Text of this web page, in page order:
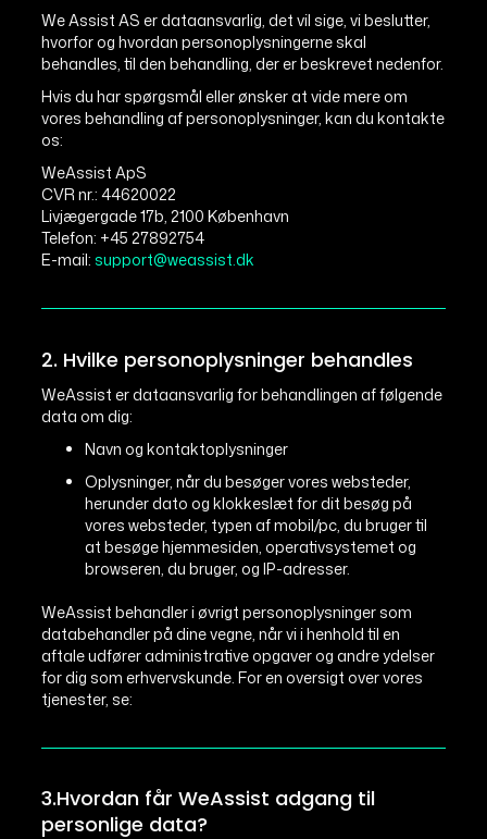
We Assist AS er dataansvarlig, det vil sige, vi beslutter,
hvorfor og hvordan personoplysningerne skal
behandles, til den behandling, der er beskrevet nedenfor.
Hvis du har spørgsmål eller ønsker at vide mere om
vores behandling af personoplysninger, kan du kontakte
os:
WeAssist ApS
CVR nr.: 44620022
Livjægergade 17b, 2100 København
Telefon: +45 27892754
E-mail:support@weassist.dk
2. Hvilke personoplysninger behandles
WeAssist er dataansvarlig for behandlingen af følgende
data om dig:
Navn og kontaktoplysninger
Oplysninger, når du besøger vores websteder,
herunder dato og klokkeslæt for dit besøg på
vores websteder, typen af mobil/pc, du bruger til
at besøge hjemmesiden, operativsystemet og
browseren, du bruger, og IP-adresser.
WeAssist behandler i øvrigt personoplysninger som
databehandler på dine vegne, når vi i henhold til en
aftale udfører administrative opgaver og andre ydelser
for dig som erhvervskunde. For en oversigt over vores
tjenester, se:
3.Hvordan får WeAssist adgang til
personlige data?